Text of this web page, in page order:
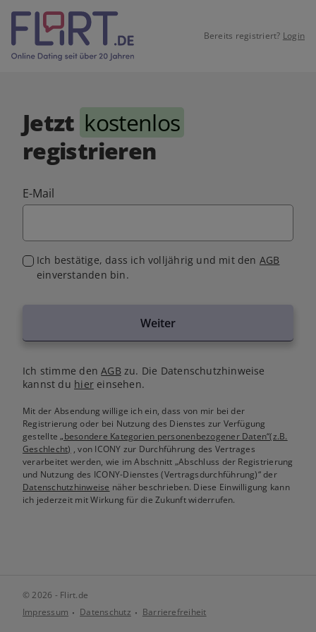
Bereits registriert? Login
Jetzt kostenlos
registrieren
E-Mail
Ich bestätige, dass ich volljährig und mit den AGB
einverstanden bin.
Weiter
Ich stimme denAGB zu. Die Datenschutzhinweise
kannst du hiereinsehen.
Mit der Absendung willige ich ein, dass von mir bei der
Registrierung oder bei Nutzung des Dienstes zur Verfügung
gestellte„besondere Kategorien personenbezogener Daten“(z.B.
Geschlecht) , von ICONY zur Durchführung des Vertrages
verarbeitet werden, wie im Abschnitt „Abschluss der Registrierung
und Nutzung des ICONY-Dienstes (Vertragsdurchführung)“ der
Datenschutzhinweise näher beschrieben. Diese Einwilligung kann
ich jederzeit mit Wirkung für die Zukunft widerrufen.
© 2026 - Flirt.de
Impressum
Datenschutz Barrierefreiheit